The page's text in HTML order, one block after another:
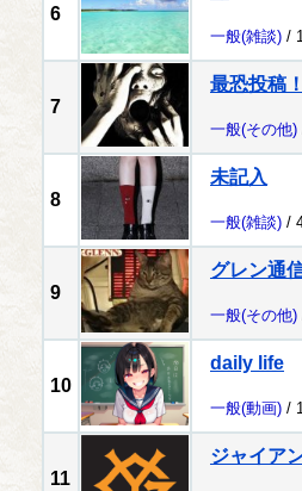
6
一般(雑談) /
7
最恐投稿
一般(その他)
8
未記入
一般(雑談) /
9
グレン通
一般(その他)
10
daily life
一般(動画) /
11
ジャイア